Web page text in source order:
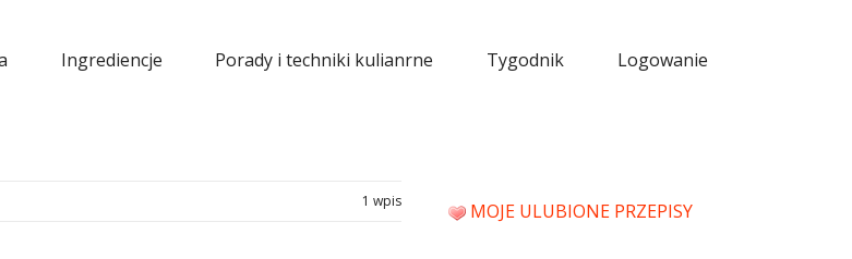
Ingrediencje Porady i techniki kulianrne Tygodnik Logowanie
1 wpis MOJE ULUBIONE PRZEPISY